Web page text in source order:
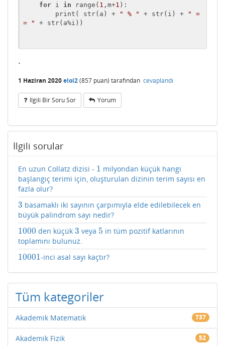
for i in range( 1 ,m+1 ):
        print( str(a) +
" % " + str(i) +
" =
= " + str(a%i))
.
1 Haziran 2020eloi2(857 puan) tarafından cevaplandı
Ilgili Bir Soru Sor Yorum
İlgili sorular
En uzun Collatz dizisi - 1
1 milyondan küçük hangi
başlangıç terimi için, oluşturulan dizinin terim sayısı en
fazla olur?
3
3 basamaklı iki sayının çarpımıyla elde edilebilecek en
büyük palindrom sayı nedir?
1000
1000 den küçük3
3 veya 5
5 in tüm pozitif katlarının
toplamını bulunuz.
10001
10001 -inci asal sayı kaçtır?
Tüm kategoriler
Akademik Matematik 737
Akademik Fizik 52